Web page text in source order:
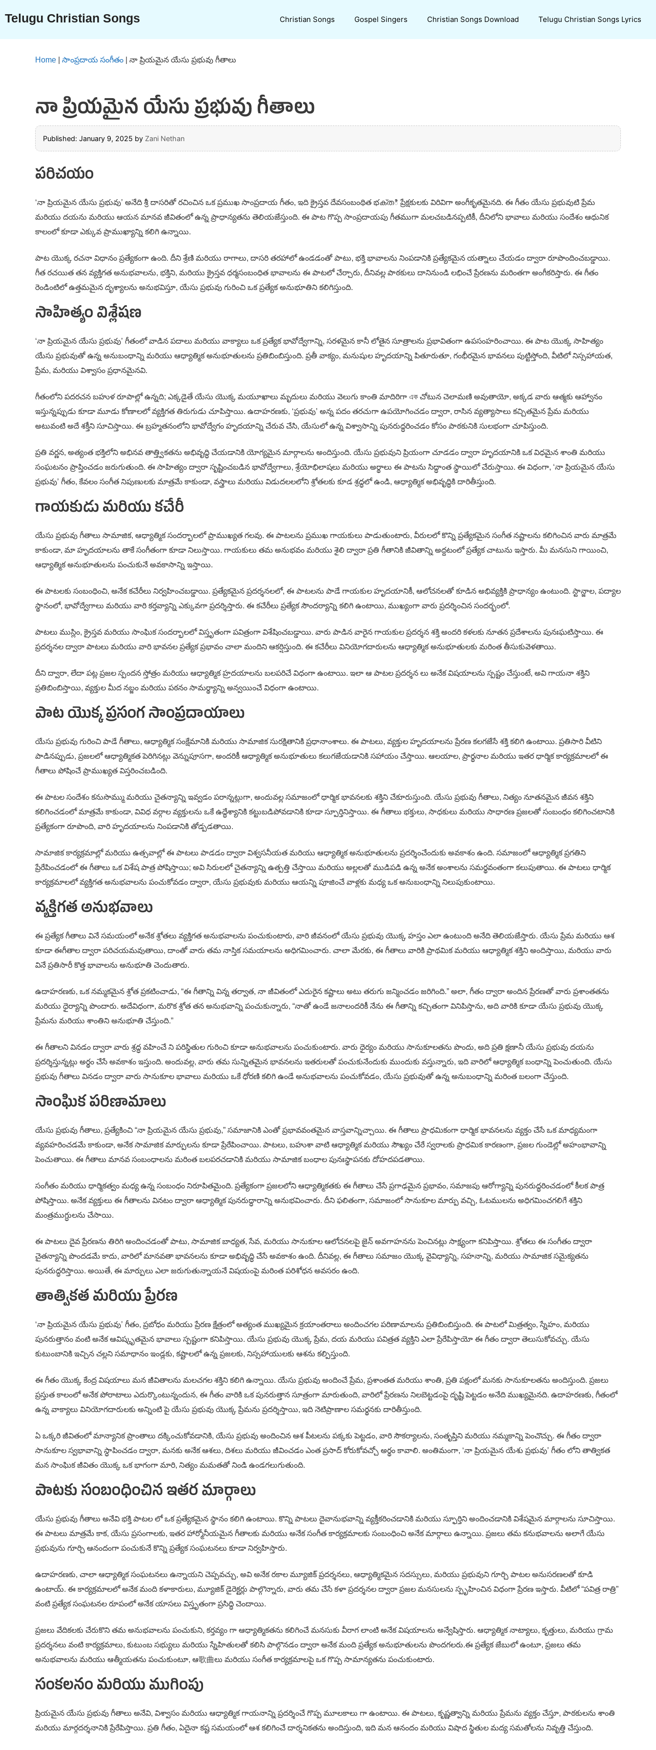
content
Telugu Christian Songs Christian Songs Gospel Singers Christian Songs Download Telugu Christian Songs Lyrics
Home సాంప్రదాయ సంగీతం నా ప్రియమైన యేసు ప్రభువు గీతాలు
నా ప్రియమైన యేసు ప్రభువు గీతాలు
Published: January 9, 2025 by Zani Nethan
పరిచయం
‘నా ప్రియమైన యేసు ప్రభువు’ అనేది శ్రీ దాసరితో రచించిన ఒక ప్రముఖ సాంప్రదాయ గీతం, ఇది క్రైస్తవ దేవసంబంథిత భക്തి ప్రేక్షకులకు విరివిగా అంగీకృతమైనది. ఈ గీతం యేసు ప్రభువుటి ప్రేమ
మరియు దయను మరియు ఆయన మానవ జీవితంలో ఉన్న ప్రాధాన్యతను తెలియజేస్తుంది. ఈ పాట గొప్ప సాంప్రదాయపు గీతముగా మలచబడినప్పటికీ, దీనిలోని భావాలు మరియు సందేశం ఆధునిక
కాలంలో కూడా ఎక్కువ ప్రాముఖ్యాన్ని కలిగి ఉన్నాయి.
పాట యొక్క రచనా విధానం ప్రత్యేకంగా ఉంది. దీని శ్రేణి మరియు రాగాలు, దాసరి తరహాలో ఉండడంతో పాటు, భక్తి భావాలను నింపడానికి ప్రత్యేకమైన యత్నాలు చేయడం ద్వారా రూపొందించబడ్డాయి.
గీత రచయిత తన వ్యక్తిగత అనుభవాలను, భక్తిని, మరియు క్రైస్తవ ధర్మసంబంధిత భావాలను ఈ పాటలో చేర్చారు, దీనివల్ల పాఠకులు దానినుండి లభించే ప్రేరణను మరింతగా అంగీకరిస్తారు. ఈ గీతం
రెండింటిలో ఉత్తమమైన దృశ్యాలను అనుభవిస్తూ, యేసు ప్రభువు గురించి ఒక ప్రత్యేక అనుభూతిని కలిగిస్తుంది.
సాహిత్యం విశ్లేషణ
‘నా ప్రియమైన యేసు ప్రభువు’ గీతంలో వాడిన పదాలు మరియు వాక్యాలు ఒక ప్రత్యేక భావోద్వేగాన్ని, సరళమైన కానీ లోతైన సూత్రాలను ప్రభావితంగా ఉపసంహరించాయి. ఈ పాట యొక్క సాహిత్యం
యేసు ప్రభువుతో ఉన్న అనుబంధాన్ని మరియు ఆధ్యాత్మిక అనుభూతులను ప్రతిబింబిస్తుంది. ప్రతీ వాక్యం, మ‌నుషుల హృద‌యాన్ని పితూరుతూ, గంభీరమైన భావనలు పుట్టిస్తోంది, వీటిలో నిస్సహాయత,
ప్రేమ, మరియు విశ్వాసం ప్రధానమైనవి.
గీతంలోని పదరచన బహుళ రూపాల్లో ఉన్నది; ఎక్కడైతే యేసు యొక్క మయూఖాలు మృదులు మరియు వెలుగు కాంతి మాదిరిగా এক చోటున చెలామణి అవుతాయో, అక్కడ వారు ఆత్మకు ఆహ్వానం
ఇస్తున్నప్పుడు కూడా మూడు కోణాలలో వ్యక్తిగత తిరుగుడు చూపిస్తాయి. ఉదాహరణకు, ‘ప్రభువు’ అన్న పదం తరచుగా ఉపయోగించడం ద్వారా, రాసిన వ్యత్యాసాలు కచ్చితమైన ప్రేమ మరియు
అటువంటి అదే శక్తీని సూచిస్తాయి. ఈ బ్రహ్మతనంలోని భావోద్వేగం హృదయాన్ని చేరువ చేసి, యేసులో ఉన్న విశ్వాసాన్ని పునరుద్ధరించడం కోసం పాఠకునికి సులభంగా చూపిస్తుంది.
ప్రతి వర్ణన, అత్యంత భక్తిలోని అభినవ తాత్త్వికతను అభివృద్ధి చేయడానికి యోగ్యమైన మార్గాలను అందిస్తుంది. యేసు ప్రభువుని ప్రియంగా చూడడం ద్వారా హృదయానికి ఒక విధమైన శాంతి మరియు
సంఘటనం ప్రాప్తించడం జరుగుతుంది. ఈ సాహిత్యం ద్వారా సృష్టించబడిన భావోద్వేగాలు, శ్రేయోభిలాషలు మరియు అర్థాలు ఈ పాటను సిద్ధాంత స్థాయిలో చేరుస్తాయి. ఈ విధంగా, ‘నా ప్రియమైన యేసు
ప్రభువు’ గీతం, కేవలం సంగీత నిపుణులకు మాత్రమే కాకుండా, వస్త్రాలు మరియు విడుదలలలోని శ్రోతలకు కూడ శ్రద్ధలో ఉండి, ఆధ్యాత్మిక అభివృద్ధికి దారితీస్తుంది.
గాయకుడు మరియు కచేరీ
యేసు ప్రభువు గీతాలు సామాజిక, ఆధ్యాత్మిక సందర్భాలలో ప్రాముఖ్యత గలవు. ఈ పాటలను ప్రముఖ గాయకులు పాడుతుంటారు, వీరులలో కొన్ని ప్రత్యేకమైన సంగీత నష్టాలను కలిగించిన వారు మాత్రమే
కాకుండా, మా హృదయాలను తాకే సంగీతంగా కూడా నిలుస్తాయి. గాయకులు తమ అనుభవం మరియు శైలి ద్వారా ప్రతి గీతానికి జీవితాన్ని అద్దటంలో ప్రత్యేక చాటును ఇస్తారు. మీ మనసుని గాయించి,
ఆధ్యాత్మిక అనుభూతులను పంచుకునే అవకాసాన్ని ఇస్తాయి.
ఈ పాటలకు సంబంధించి, అనేక కచేరీలు నిర్వహించబడ్డాయి. ప్రత్యేకమైన ప్రదర్శనలలో, ఈ పాటలను పాడే గాయకుల హృదయానికీ, ఆలోచనలతో కూడిన అభివ్యక్తికి ప్రాధాన్యం ఉంటుంది. స్టాన్జాల, పద్యాల
స్థానంలో, భావోద్వేగాలు మరియు వారి కర్తవ్యాన్ని ఎక్కువగా ప్రదర్శిస్తారు. ఈ కచేరీలు ప్రత్యేక సౌందర్యాన్ని కలిగి ఉంటాయి, ముఖ్యంగా వారు ప్రదర్శించిన సందర్భంలో.
పాటలు ముస్లిం, క్రైస్తవ మరియు సాంఘిక సందర్భాలలో విస్తృతంగా పవిత్రంగా విశేషించబడ్డాయి. వారు పాడిన వారైన గాయకుల ప్రదర్శన శక్తి అందరి కళలకు నూతన ప్రదేశాలను పునఃఘటిస్తాయి. ఈ
ప్రదర్శనల ద్వారా పాటలు మరియు వారి భావనల ప్రత్యేక ప్రభావం చాలా మందిని ఆకర్షిస్తుంది. ఈ కచేరీలు వినియోగదారులను ఆధ్యాత్మిక అనుభూతులకు మరింత తీసుకువెళతాయి.
దీని ద్వారా, లేదా పట్ల ప్రజల స్పందన స్తోత్రం మరియు ఆధ్యాత్మిక హ్రదయాలను బలపరిచే విధంగా ఉంటాయి. ఇలా ఆ పాటల ప్రదర్శన లు అనేక విషయాలను స్పష్టం చేస్తుంటే, అవి గాయనా శక్తిని
ప్రతిబింబిస్తాయి, వ్యక్తుల మీద నబ్జం మరియు పఠనం సామర్థ్యాన్ని అన్వయించే విధంగా ఉంటాయి.
పాట యొక్క ప్రసంగ సాంప్రదాయాలు
యేసు ప్రభువు గురించి పాడే గీతాలు, ఆధ్యాత్మిక సంక్షేమానికి మరియు సామాజిక సురక్షితానికి ప్రధానాంశాలు. ఈ పాటలు, వ్యక్తుల హృదయాలను ప్రేరణ కలగజేసే శక్తి కలిగి ఉంటాయి. ప్రతిసారి వీటిని
పాడినప్పుడు, ప్రజలలో ఆధ్యాత్మికత పెరిగినట్లు వెన్నుపూసగా, అందరికీ ఆధ్యాత్మిక అనుభూతులు కలుగజేయడానికి సహాయం చేస్తాయి. ఆలయాల, ప్రార్థనాల మరియు ఇతర ధార్మిక కార్యక్రమాలలో ఈ
గీతాలు పోషించే ప్రాముఖ్యత విస్తరించబడింది.
ఈ పాటల సందేశం కనుసొమ్ము మరియు చైతన్యాన్ని ఇవ్వడం పరాన్నట్లుగా, అందువల్ల సమాజంలో ధార్మిక భావనలకు శక్తిని చేకూరుస్తుంది. యేసు ప్రభువు గీతాలు, నిత్యం నూతనమైన జీవన శక్తిని
కలిగించడంలో మాత్రమే కాకుండా, వివిధ వర్గాల వ్యక్తులను ఒకే ఉద్ధేశ్యానికి కట్టుబడిపోవడానికి కూడా స్పూర్తినిస్తాయి. ఈ గీతాలు భక్తులు, సాధకులు మరియు సాధారణ ప్రజలతో సంబంధం కలిగించటానికి
ప్రత్యేకంగా రూపొంది, వారి హృదయాలను నింపడానికి తోడ్పడతాయి.
సామాజిక కార్యక్రమాల్లో మరియు ఉత్సవాల్లో ఈ పాటలు పాడడం ద్వారా విశ్వసనీయత మరియు ఆధ్యాత్మిక అనుభూతులను ప్రదర్శించేందుకు అవకాశం ఉంది. సమాజంలో ఆధ్యాత్మిక ప్రగతిని
ప్రేరేపించడంలో ఈ గీతాలు ఒక విశేష పాత్ర పోషిస్తాయి; అవి సిరులలో చైతన్యాన్ని ఉత్పత్తి చేస్తాయి మరియు అల్లలతో ముడిపడి ఉన్న అనేక అంశాలను సమర్థవంతంగా కలుపుతాయి. ఈ పాటలు ధార్మిక
కార్యక్రమాలలో వ్యక్తిగత అనుభవాలను పంచుకోవడం ద్వారా, యేసు ప్రభువుకు మరియు ఆయన్ని పూజించే వాళ్లకు మధ్య ఒక అనుబంధాన్ని నిలుపుకుంటాయి.
వ్యక్తిగత అనుభవాలు
ఈ ప్రత్యేక గీతాలు వినే సమయంలో అనేక శ్రోతలు వ్యక్తిగత అనుభవాలను పంచుకుంటారు, వారి జీవనంలో యేసు ప్రభువు యొక్క హస్తం ఎలా ఉంటుంది అనేది తెలియజేస్తారు. యేసు ప్రేమ మరియు ఆశ
కూడా ఈగీతాల ద్వారా పరిచయమవుతాయి, దాంతో వారు తమ నాస్తిక సమయాలను అధిగమించారు. చాలా మేరకు, ఈ గీతాలు వారికి ప్రాథమిక మరియు ఆధ్యాత్మిక శక్తిని అందిస్తాయి, మరియు వారు
వినే ప్రతిసారీ కొత్త భావాలను అనుభూతి చెందుతారు.
ఉదాహరణకు, ఒక నమ్మకమైన శ్రోత ప్రకటించాడు, “ఈ గీతాన్ని విన్న తర్వాత, నా జీవితంలో ఎదురైన కష్టాలు అటు తరుగు జన్మించడం జరిగింది.” అలా, గీతం ద్వారా అందిన ప్రేరణతో వారు ప్రశాంతతను
మరియు ధైర్యాన్ని పొందారు. అదేవిధంగా, మరొక శ్రోత తన అనుభవాన్ని పంచుకున్నారు, “నాతో ఉండే జనాలందరికీ నేను ఈ గీతాన్ని కచ్చితంగా వినిపిస్తాను, అది వారికి కూడా యేసు ప్రభువు యొక్క
ప్రేమను మరియు శాంతిని అనుభూతి చేస్తుంది.”
ఈ గీతాలని వినడం ద్వారా వారు శ్రద్ధ వహించే ని పరిస్థితుల గురించి కూడా అనుభవాలను పంచుకుంటారు. వారు ధైర్యం మరియు సానుకూలతను పొందు, అది ప్రతి క్షణానీ యేసు ప్రభువు దయను
ప్రదర్శిస్తున్నట్లు అర్థం చేసే అవకాశం ఇస్తుంది. అందువల్ల, వారు తమ సున్నితమైన భావనలను ఇతరులతో పంచుకునేందుకు ముందుకు వస్తున్నారు, ఇది వారిలో ఆధ్యాత్మిక బంధాన్ని పెంచుతుంది. యేసు
ప్రభువు గీతాలు వినడం ద్వారా వారు సానుకూల భావాలు మరియు ఒకే ధోరణి కలిగి ఉండే అనుభవాలను పంచుకోవడం, యేసు ప్రభువుతో ఉన్న అనుబంధాన్ని మరింత బలంగా చేస్తుంది.
సాంఘిక పరిణామాలు
యేసు ప్రభువు గీతాలు, ప్రత్యేకించి “నా ప్రియమైన యేసు ప్రభువు,” సమాజానికి ఎంతో ప్రభావవంతమైన వాస్త‌వాన్నిచ్చాయి. ఈ గీతాలు ప్రాధమికంగా ధార్మిక భావనలను వ్యక్తం చేసే ఒక మాధ్యమంగా
వ్యవహరించడమే కాకుండా, అనేక సామాజిక మార్పులను కూడా ప్రేరేపించాయి. పాటలు, బహుశా వాటి ఆధ్యాత్మిక మరియు సౌఖ్యం చేరే స్వరాలకు ప్రాధమిక కారణంగా, ప్రజల గుండెల్లో అహంభావాన్ని
పెంచుతాయి. ఈ గీతాలు మానవ సంబంధాలను మరింత బలపరచడానికి మరియు సామాజిక బంధాల పునఃస్థాపనకు దోహదపడతాయి.
సంగీతం మరియు ధార్మికత్వం మధ్య ఉన్న సంబంధం నిరూపితమైంది. ప్రత్యేకంగా ప్రజలలోని ఆధ్యాత్మికతకు ఈ గీతాలు చేసే ప్రగాఢమైన ప్రభావం, సమాజపు ఆరోగ్యాన్ని పునరుద్ధరించడంలో కీలక పాత్ర
పోషిస్తాయి. అనేక వ్యక్తులు ఈ గీతాలను వినటం ద్వారా ఆధ్యాత్మిక పునరుద్ధారాన్ని అనుభవించారు. దీని ఫలితంగా, సమాజంలో సానుకూల మార్పు వచ్చి, ఓటములను అధిగమించగలిగే శక్తిని
మంత్రముగ్ధులను చేసాయి.
ఈ పాటలు దైవ ప్రేరణను తిరిగి అందించడంతో పాటు, సామాజిక బాధ్యత, సేవ, మరియు సానుకూల ఆలోచనలపై జైన్ అవగాహనను పెంచినట్లు సాక్ష్యంగా కనిపిస్తాయి. శ్రోతలు ఈ సంగీతం ద్వారా
చైతన్యాన్ని పొందడమే కాదు, వారిలో మానవతా భావనలను కూడా అభివృద్ధి చేసే అవకాశం ఉంది. దీనివల్ల, ఈ గీతాలు సమాజం యొక్క వైవిధ్యాన్ని, సహనాన్ని, మరియు సామాజిక సమైక్యతను
పునరుద్ధరిస్తాయి. అయితే, ఈ మార్పులు ఎలా జరుగుతున్నాయనే విషయంపై మరింత పరిశోధన అవసరం ఉంది.
తాత్వికత మరియు ప్రేరణ
‘నా ప్రియమైన యేసు ప్రభువు’ గీతం, ప్రబోధం మరియు ప్రేరణ క్షేత్రంలో అత్యంత ముఖ్యమైన క్రయాంతరాలు అందించగల పరిణామాలను ప్రతిబింబిస్తుంది. ఈ పాటలో మిత్రత్వం, స్నేహం, మరియు
పునరుత్తానం వంటి అనేక ఆవిష్కృతమైన భావాలు స్పష్టంగా కనిపిస్తాయి. యేసు ప్రభువు యొక్క ప్రేమ, దయ మరియు పవిత్రత వ్యక్తిని ఎలా ప్రేరేపిస్తాయో ఈ గీతం ద్వారా తెలుసుకోవచ్చు. యేసు
కుటుంబానికి ఇచ్చిన చల్లని సమాధానం ఇండ్లకు, కష్టాలలో ఉన్న ప్రజలకు, నిస్సహాయులకు ఆశను కల్పిస్తుంది.
ఈ గీతం యొక్క కేంద్ర విషయాలు మన జీవితాలను మలచగల శక్తిని కలిగి ఉన్నాయి. యేసు ప్రభువు అందించే ప్రేమ, ప్రశాంతత మరియు శాంతి, ప్రతి పక్షంలో మనకు సానుకూలతను అందిస్తుంది. ప్రజలు
ప్రస్తుత కాలంలో అనేక పోరాటాలు ఎదుర్కొంటున్నందున, ఈ గీతం వారికి ఒక పునరుత్తాన సూత్రంగా మారుతుంది, వారిలో ప్రేరణను నిలబెట్టడంపై దృష్టి పెట్టడం అనేది ముఖ్యమైనది. ఉదాహరణకు, గీతంలో
ఉన్న వాక్యాలు వినియోగదారులకు అన్నింటి పై యేసు ప్రభువు యొక్క ప్రేమను ప్రదర్శిస్తాయి, ఇది నెటిప్రాణాల సమర్థనకు దారితీస్తుంది.
ఏ ఒక్కరి జీవితంలో మాన్యానిక ప్రాంతాలు దక్కించుకోవడానికి, యేసు ప్రభువు అందించిన ఆశ పీటలను పక్క‌కు పెట్టడం, వారి సౌకర్యాలను, సంతృప్తిని మరియు నమ్మకాన్ని పెంచొచ్చు. ఈ గీతం ద్వారా
సానుకూల స్వభావాన్ని స్ధాపించడం ద్వారా, మనకు అనేక ఆశలు, దిశలు మరియు జీవించడం ఎంత ప్రసాద్ కోరుకోవచ్చో అర్థం కావాలి. అంతిమంగా, ‘నా ప్రియమైన యేశు ప్రభువు’ గీతం లోని తాత్వికత
మన సాంఘిక జీవితం యొక్క ఒక భాగంగా మారి, నిత్యం మమతతో నిండి ఉండగలుగుతుంది.
పాటకు సంబంధించిన ఇతర మార్గాలు
యేసు ప్రభువు గీతాలు అనేవి భక్తి పాటల లో ఒక ప్రత్యేకమైన స్థానం కలిగి ఉంటాయి. కొన్ని పాటలు దైవానుభవాన్ని వ్యక్తీకరించడానికి మరియు స్ఫూర్తిని అందించడానికి విశేషమైన మార్గాలను సూచిస్తాయి.
ఈ పాటలు మాత్రమే కాక, యేసు ప్రసంగాలకు, ఇతర హార్మోనీయమైన గీతాలకు మరియు అనేక సంగీత కార్యక్రమాలకు సంబంధించి అనేక మార్గాలు ఉన్నాయి. ప్రజలు తమ కనుభవాలను అలాగే యేసు
ప్రభువును గూర్చి ఆనందంగా పంచుకునే కొన్ని ప్రత్యేక సంఘటనలు కూడా నిర్వహిస్తారు.
ఉదాహరణకు, చాలా ఆధ్యాత్మిక సంఘటనలు ఉన్నాయని చెప్పవచ్చు, అవి అనేక రకాల మ్యూజిక్ ప్రదర్శనలు, ఆధ్యాత్మికమైన సదస్సులు, మరియు ప్రభువుని గూర్చి పాటల అనుసరణలతో కూడి
ఉంటాయ్. ఈ కార్యక్రమాలలో అనేక మంది కళాకారులు, మ్యూజిక్ డైరెక్టర్లు పాల్గొన్నారు, వారు తమ చేసే కళా ప్రదర్శనల ద్వారా ప్రజల మ‌న‌సుల‌ను స్పృహించిన విధంగా ప్రేరణ ఇస్తారు. వీటిలో “పవిత్ర రాత్రి”
వంటి ప్రత్యేక సంఘటనల రూపంలో అనేక యాసలు విస్తృతంగా ప్రసిద్ధి చెందాయి.
ప్రజలు వేదికలకు చేరుకొని తమ అనుభవాలను పంచుకుని, కర్తవ్యం గా ఆధ్యాత్మికతను కలిగించే మనసుకు వీరాగ లాంటి అనేక విషయాలను అన్వేషిస్తారు. ఆధ్యాత్మిక నాట్యాలు, కృత్తులు, మరియు గ్రామ
ప్రదర్శనలు వంటి కార్యక్రమాలు, కుటుంబ సభ్యులు మరియు స్నేహితులతో కలిసి పాల్గొనడం ద్వారా అనేక మంది ప్రత్యేక అనుభూతులను పొందగలరు.ఈ ప్రత్యేక జేబులో ఉంటూ, ప్రజలు తమ
అనుభవాలను మరియు ఆత్మీయతను పంచుకుంటూ, ఆ歌曲లు మరియు సంగీత కార్యక్రమాలపై ఒక గొప్ప సామాన్యతను పంచుకుంటారు.
సంకలనం మరియు ముగింపు
ప్రియమైన యేసు ప్రభువు గీతాలు అనేవి, విశ్వాసం మరియు ఆధ్యాత్మిక గాయనాన్ని ప్రదర్శించే గొప్ప మూలకాలు గా ఉంటాయి. ఈ పాటలు, కృష్ణత్వాన్ని మరియు ప్రేమను వ్యక్తం చేస్తూ, పాఠకులను శాంతి
మరియు మార్గదర్శనానికి ప్రేరేపిస్తాయి. ప్రతి గీతం, ఏదైనా కష్ట సమయంలో ఆశ కలిగించే దార్శనికతను అందిస్తుంది, ఇది మన ఆనందం మరియు విషాద స్థితుల మద్య సమతోలను నివృత్తి చేస్తుంది.